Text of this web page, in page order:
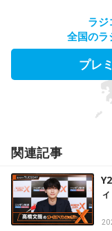
ラジ
全国のラ
プレ
関連記事